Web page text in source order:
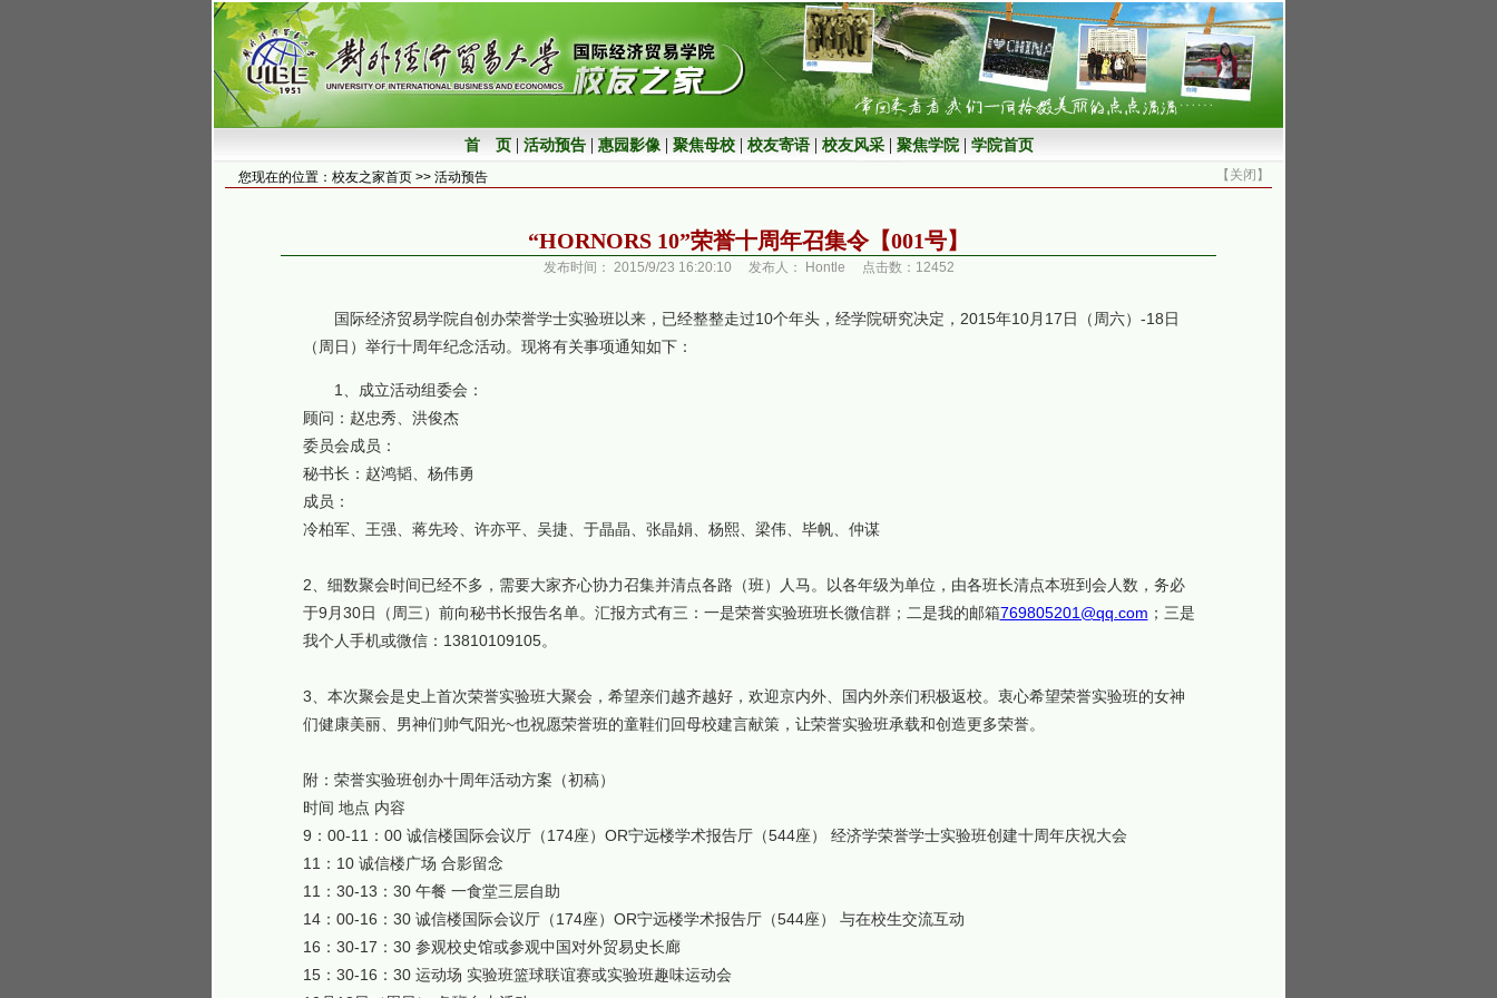
您现在的位置：校友之家首页 >> 活动预告 【 关闭 】
“HORNORS 10”荣誉十周年召集令【001号】
发布时间： 2015/9/23 16:20:10 发布人： Hontle 点击数：12452
国际经济贸易学院自创办荣誉学士实验班以来，已经整整走过10个年头，经学院研究决定，2015年10月17日（周六）-18日
（周日）举行十周年纪念活动。现将有关事项通知如下：
1、成立活动组委会：
顾问：赵忠秀、洪俊杰
委员会成员：
秘书长：赵鸿韬、杨伟勇
成员：
冷柏军、王强、蒋先玲、许亦平、吴捷、于晶晶、张晶娟、杨熙、梁伟、毕帆、仲谋
2、细数聚会时间已经不多，需要大家齐心协力召集并清点各路（班）人马。以各年级为单位，由各班长清点本班到会人数，务必
于9月30日（周三）前向秘书长报告名单。汇报方式有三：一是荣誉实验班班长微信群；二是我的邮箱769805201@qq.com ；三是
我个人手机或微信：13810109105。
3、本次聚会是史上首次荣誉实验班大聚会，希望亲们越齐越好，欢迎京内外、国内外亲们积极返校。衷心希望荣誉实验班的女神
们健康美丽、男神们帅气阳光~也祝愿荣誉班的童鞋们回母校建言献策，让荣誉实验班承载和创造更多荣誉。
附：荣誉实验班创办十周年活动方案（初稿）
时间 地点 内容
9：00-11：00 诚信楼国际会议厅（174座）OR宁远楼学术报告厅（544座） 经济学荣誉学士实验班创建十周年庆祝大会
11：10 诚信楼广场 合影留念
11：30-13：30 午餐 一食堂三层自助
14：00-16：30 诚信楼国际会议厅（174座）OR宁远楼学术报告厅（544座） 与在校生交流互动
16：30-17：30 参观校史馆或参观中国对外贸易史长廊
15：30-16：30 运动场 实验班篮球联谊赛或实验班趣味运动会